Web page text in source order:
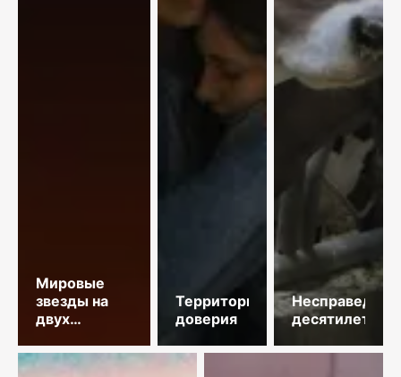
Мировые
звезды на
двух
столицы
Территория
доверия
десятилетий